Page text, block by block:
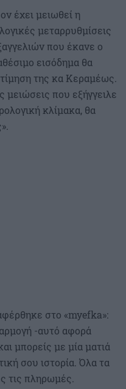
έχει μειωθεί η
μεταρρυθμίσεις
που έκανε ο
εισόδημα θα
της κα Κεραμέως.
που εξήγγειλε
κλίμακα, θα
στο «myefka»:
-αυτό αφορά
μπορείς με μία ματιά
σου ιστορία. Όλα τα
τις πληρωμές.